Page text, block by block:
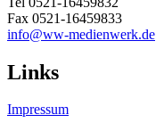
Fax 0521-16459833
info@ww-medienwerk.de
Links
Impressum